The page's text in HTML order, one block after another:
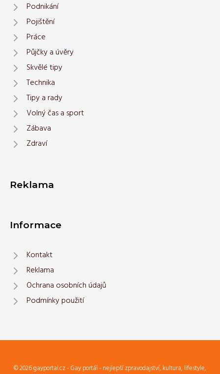
Podnikání
Pojištění
Práce
Půjčky a úvěry
Skvělé tipy
Technika
Tipy a rady
Volný čas a sport
Zábava
Zdraví
Reklama
Informace
Kontakt
Reklama
Ochrana osobních údajů
Podmínky použití
© 2026 gayportal.cz - Gay portál - nejlepší zpravodajství, kultura, lifestyle,